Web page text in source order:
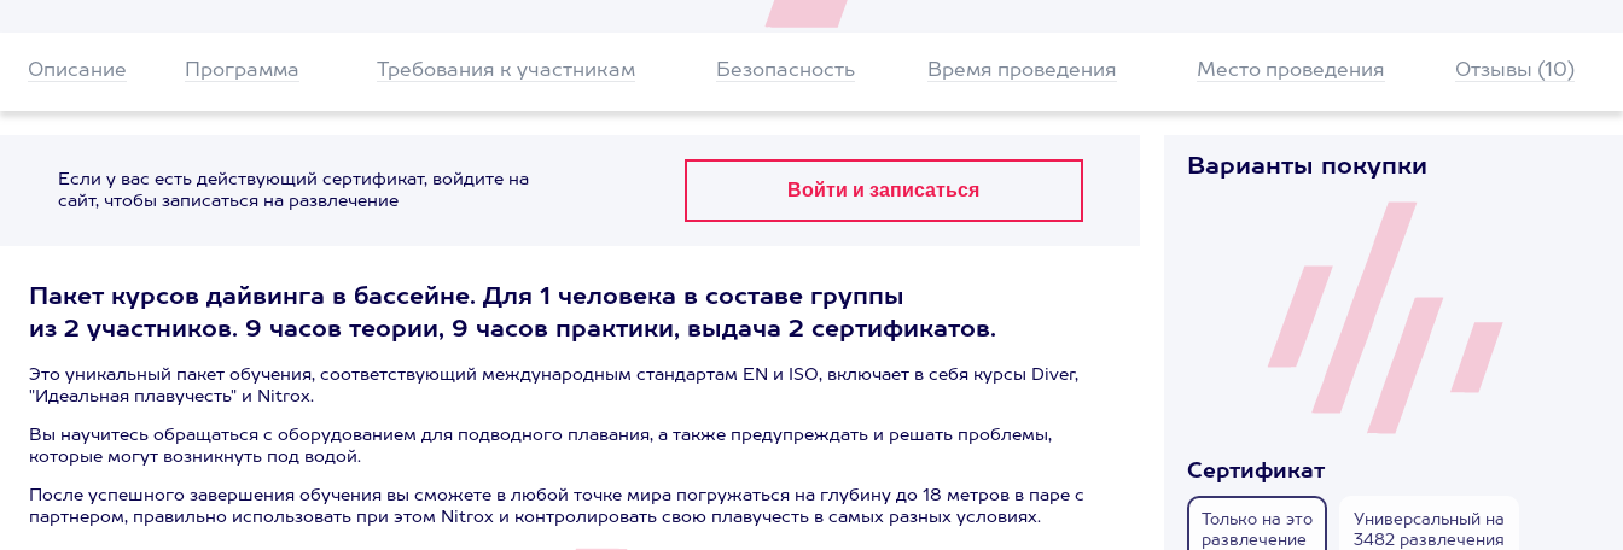
Описание Программа Требования к участникам Безопасность Время проведения Место проведения Отзывы (10)
Если у вас есть действующий сертификат, войдите на
сайт, чтобы записаться на развлечение
Пакет курсов дайвинга в бассейне. Для 1 человека в составе группы
из 2 участников. 9 часов теории, 9 часов практики, выдача 2 сертификатов.
Это уникальный пакет обучения, соответствующий международным стандартам EN и ISO, включает в себя курсы Diver,
"Идеальная плавучесть" и Nitrox.
Вы научитесь обращаться с оборудованием для подводного плавания, а также предупреждать и решать проблемы,
которые могут возникнуть под водой.
После успешного завершения обучения вы сможете в любой точке мира погружаться на глубину до 18 метров в паре с
партнером, правильно использовать при этом Nitrox и контролировать свою плавучесть в самых разных условиях.
Варианты покупки
Сертификат
Только на это
развлечение
Универсальный на
3482 развлечения